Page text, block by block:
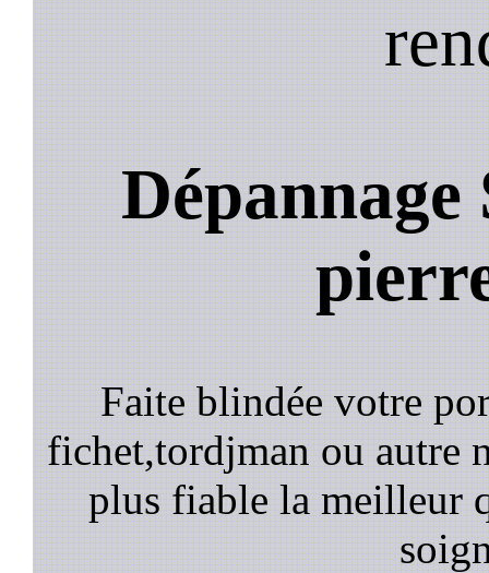
Faite blindée votre
fichet,tordjman ou autre
plus fiable la meilleur